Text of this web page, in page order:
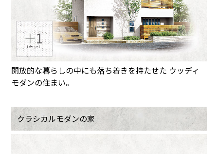
開放的な暮らしの中にも落ち着きを持たせた ウッディ
モダンの住まい。
クラシカルモダンの家